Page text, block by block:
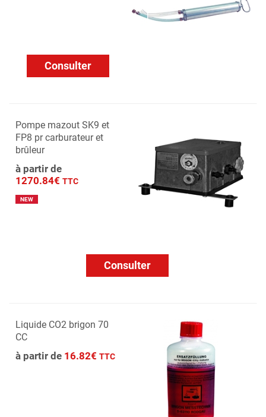
Consulter
Pompe mazout SK9 et
FP8 pr carburateur et
brûleur
à partir de
1270.84€ TTC
NEW
Consulter
Liquide CO2 brigon 70
CC
à partir de 16.82€ TTC